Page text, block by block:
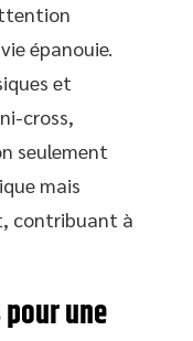
épanouie.
et
cross,
seulement
mais
contribuant à
une